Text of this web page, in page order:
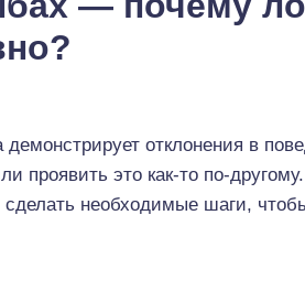
демонстрирует отклонения в
проявить это как-то по-
сделать необходимые шаги,